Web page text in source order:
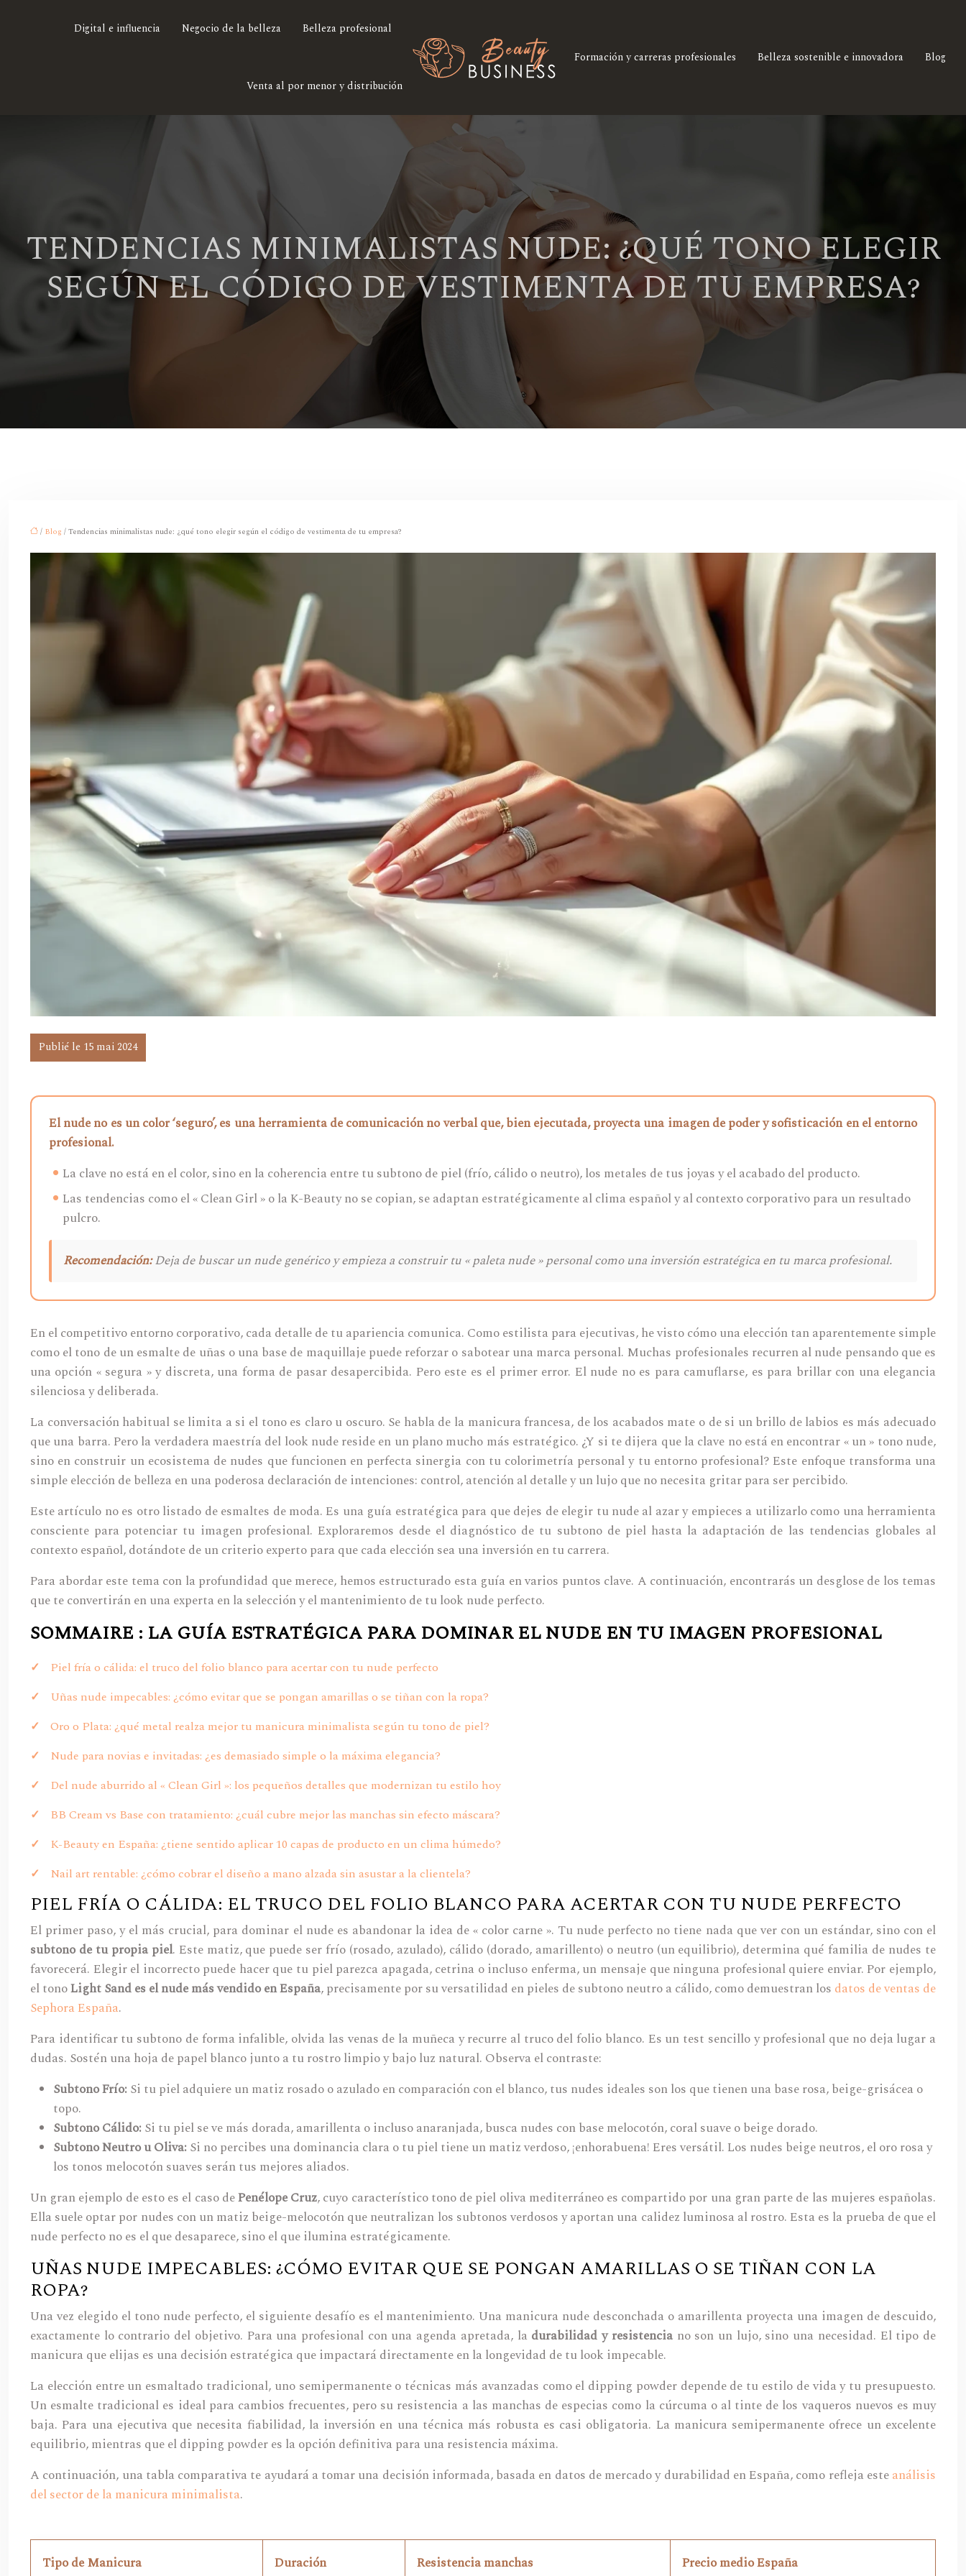
Belleza profesional
Negocio de la belleza
Digital e influencia
Venta al por menor y distribución
Formación y carreras profesionales Belleza sostenible e innovadora Blog
TENDENCIAS MINIMALISTAS NUDE: ¿QUÉ TONO ELEGIR
SEGÚN EL CÓDIGO DE VESTIMENTA DE TU EMPRESA?
/ Blog / Tendencias minimalistas nude: ¿qué tono elegir según el código de vestimenta de tu empresa?
Publié le 15 mai 2024
El nude no es un color ‘seguro’, es una herramienta de comunicación no verbal que, bien ejecutada, proyecta una imagen de poder y sofisticación en el entorno
profesional.
La clave no está en el color, sino en la coherencia entre tu subtono de piel (frío, cálido o neutro), los metales de tus joyas y el acabado del producto.
Las tendencias como el « Clean Girl » o la K-Beauty no se copian, se adaptan estratégicamente al clima español y al contexto corporativo para un resultado
pulcro.
Recomendación:Deja de buscar un nude genérico y empieza a construir tu « paleta nude » personal como una inversión estratégica en tu marca profesional.
En el competitivo entorno corporativo, cada detalle de tu apariencia comunica. Como estilista para ejecutivas, he visto cómo una elección tan aparentemente simple
como el tono de un esmalte de uñas o una base de maquillaje puede reforzar o sabotear una marca personal. Muchas profesionales recurren al nude pensando que es
una opción « segura » y discreta, una forma de pasar desapercibida. Pero este es el primer error. El nude no es para camuflarse, es para brillar con una elegancia
silenciosa y deliberada.
La conversación habitual se limita a si el tono es claro u oscuro. Se habla de la manicura francesa, de los acabados mate o de si un brillo de labios es más adecuado
que una barra. Pero la verdadera maestría del look nude reside en un plano mucho más estratégico. ¿Y si te dijera que la clave no está en encontrar « un » tono nude,
sino en construir un ecosistema de nudes que funcionen en perfecta sinergia con tu colorimetría personal y tu entorno profesional? Este enfoque transforma una
simple elección de belleza en una poderosa declaración de intenciones: control, atención al detalle y un lujo que no necesita gritar para ser percibido.
Este artículo no es otro listado de esmaltes de moda. Es una guía estratégica para que dejes de elegir tu nude al azar y empieces a utilizarlo como una herramienta
consciente para potenciar tu imagen profesional. Exploraremos desde el diagnóstico de tu subtono de piel hasta la adaptación de las tendencias globales al
contexto español, dotándote de un criterio experto para que cada elección sea una inversión en tu carrera.
Para abordar este tema con la profundidad que merece, hemos estructurado esta guía en varios puntos clave. A continuación, encontrarás un desglose de los temas
que te convertirán en una experta en la selección y el mantenimiento de tu look nude perfecto.
SOMMAIRE : LA GUÍA ESTRATÉGICA PARA DOMINAR EL NUDE EN TU IMAGEN PROFESIONAL
Piel fría o cálida: el truco del folio blanco para acertar con tu nude perfecto
Uñas nude impecables: ¿cómo evitar que se pongan amarillas o se tiñan con la ropa?
Oro o Plata: ¿qué metal realza mejor tu manicura minimalista según tu tono de piel?
Nude para novias e invitadas: ¿es demasiado simple o la máxima elegancia?
Del nude aburrido al « Clean Girl »: los pequeños detalles que modernizan tu estilo hoy
BB Cream vs Base con tratamiento: ¿cuál cubre mejor las manchas sin efecto máscara?
K-Beauty en España: ¿tiene sentido aplicar 10 capas de producto en un clima húmedo?
Nail art rentable: ¿cómo cobrar el diseño a mano alzada sin asustar a la clientela?
PIEL FRÍA O CÁLIDA: EL TRUCO DEL FOLIO BLANCO PARA ACERTAR CON TU NUDE PERFECTO
El primer paso, y el más crucial, para dominar el nude es abandonar la idea de « color carne ». Tu nude perfecto no tiene nada que ver con un estándar, sino con el
subtono de tu propia piel. Este matiz, que puede ser frío (rosado, azulado), cálido (dorado, amarillento) o neutro (un equilibrio), determina qué familia de nudes te
favorecerá. Elegir el incorrecto puede hacer que tu piel parezca apagada, cetrina o incluso enferma, un mensaje que ninguna profesional quiere enviar. Por ejemplo,
el tonoLight Sand es el nude más vendido en España, precisamente por su versatilidad en pieles de subtono neutro a cálido, como demuestran los datos de ventas de
Sephora España.
Para identificar tu subtono de forma infalible, olvida las venas de la muñeca y recurre al truco del folio blanco. Es un test sencillo y profesional que no deja lugar a
dudas. Sostén una hoja de papel blanco junto a tu rostro limpio y bajo luz natural. Observa el contraste:
Subtono Frío: Si tu piel adquiere un matiz rosado o azulado en comparación con el blanco, tus nudes ideales son los que tienen una base rosa, beige-grisácea o
topo.
Subtono Cálido: Si tu piel se ve más dorada, amarillenta o incluso anaranjada, busca nudes con base melocotón, coral suave o beige dorado.
Subtono Neutro u Oliva: Si no percibes una dominancia clara o tu piel tiene un matiz verdoso, ¡enhorabuena! Eres versátil. Los nudes beige neutros, el oro rosa y
los tonos melocotón suaves serán tus mejores aliados.
Un gran ejemplo de esto es el caso dePenélope Cruz, cuyo característico tono de piel oliva mediterráneo es compartido por una gran parte de las mujeres españolas.
Ella suele optar por nudes con un matiz beige-melocotón que neutralizan los subtonos verdosos y aportan una calidez luminosa al rostro. Esta es la prueba de que el
nude perfecto no es el que desaparece, sino el que ilumina estratégicamente.
UÑAS NUDE IMPECABLES: ¿CÓMO EVITAR QUE SE PONGAN AMARILLAS O SE TIÑAN CON LA
ROPA?
Una vez elegido el tono nude perfecto, el siguiente desafío es el mantenimiento. Una manicura nude desconchada o amarillenta proyecta una imagen de descuido,
exactamente lo contrario del objetivo. Para una profesional con una agenda apretada, la durabilidad y resistenciano son un lujo, sino una necesidad. El tipo de
manicura que elijas es una decisión estratégica que impactará directamente en la longevidad de tu look impecable.
La elección entre un esmaltado tradicional, uno semipermanente o técnicas más avanzadas como el dipping powder depende de tu estilo de vida y tu presupuesto.
Un esmalte tradicional es ideal para cambios frecuentes, pero su resistencia a las manchas de especias como la cúrcuma o al tinte de los vaqueros nuevos es muy
baja. Para una ejecutiva que necesita fiabilidad, la inversión en una técnica más robusta es casi obligatoria. La manicura semipermanente ofrece un excelente
equilibrio, mientras que el dipping powder es la opción definitiva para una resistencia máxima.
A continuación, una tabla comparativa te ayudará a tomar una decisión informada, basada en datos de mercado y durabilidad en España, como refleja esteanálisis
del sector de la manicura minimalista.
Tipo de Manicura Duración Resistencia manchas Precio medio España